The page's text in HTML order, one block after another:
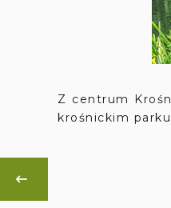
Z centrum
krośnickim